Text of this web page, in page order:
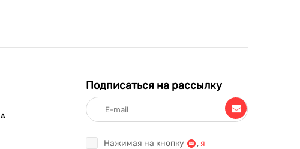
Подписаться на рассылку
Нажимая на кнопку , я